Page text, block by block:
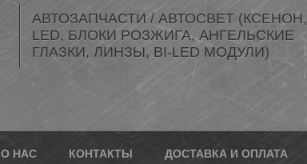
АВТОЗАПЧАСТИ / АВТОСВЕТ (КСЕНОН,
LED, БЛОКИ РОЗЖИГА, АНГЕЛЬСКИЕ
ГЛАЗКИ, ЛИНЗЫ, BI-LED МОДУЛИ)
О НАС КОНТАКТЫ ДОСТАВКА И ОПЛАТА